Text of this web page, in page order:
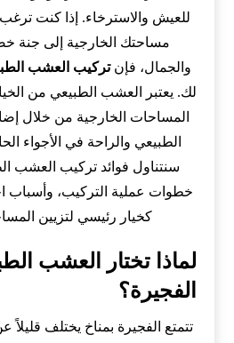
للعيش والاسترخاء. إذا كنت
مساحتك الخارجية إلى جنة
والجمال، فإنتركيب العشب
لك. يعتبر العشب الطبيعي من
المساحات الخارجية من خلال
الطبيعي والراحة في الأجواء
سنتناول فوائد تركيب العشب
خطوات عملية التركيب، وأسباب
كخيار رئيسي لتزيين
لماذا تختار العشب
الفجيرة؟
تتمتع الفجيرة بمناخ يختلف قليلاً